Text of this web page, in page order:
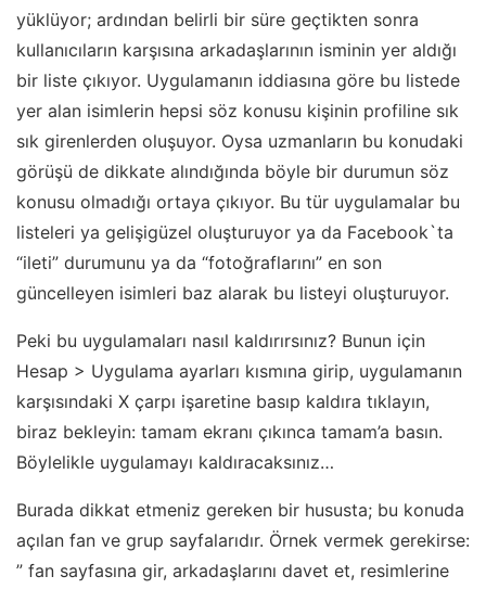
yüklüyor; ardından belirli bir süre geçtikten sonra
kullanıcıların karşısına arkadaşlarının isminin yer aldığı
bir liste çıkıyor. Uygulamanın iddiasına göre bu listede
yer alan isimlerin hepsi söz konusu kişinin profiline sık
sık girenlerden oluşuyor. Oysa uzmanların bu konudaki
görüşü de dikkate alındığında böyle bir durumun söz
konusu olmadığı ortaya çıkıyor. Bu tür uygulamalar bu
listeleri ya gelişigüzel oluşturuyor ya da Facebook`ta
“ileti” durumunu ya da “fotoğraflarını” en son
güncelleyen isimleri baz alarak bu listeyi oluşturuyor.
Peki bu uygulamaları nasıl kaldırırsınız? Bunun için
Hesap > Uygulama ayarları kısmına girip, uygulamanın
karşısındaki X çarpı işaretine basıp kaldıra tıklayın,
biraz bekleyin: tamam ekranı çıkınca tamam’a basın.
Böylelikle uygulamayı kaldıracaksınız…
Burada dikkat etmeniz gereken bir hususta; bu konuda
açılan fan ve grup sayfalarıdır. Örnek vermek gerekirse:
” fan sayfasına gir, arkadaşlarını davet et, resimlerine